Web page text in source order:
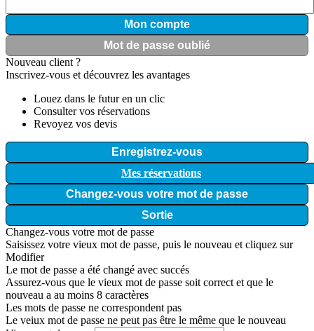
Mon compte
Mot de passe oublié
Nouveau client ?
Inscrivez-vous et découvrez les avantages
Louez dans le futur en un clic
Consulter vos réservations
Revoyez vos devis
Enregistrez-vous
Mes réservations
Changez-vous votre mot de passe
Sortie
Changez-vous votre mot de passe
Saisissez votre vieux mot de passe, puis le nouveau et cliquez sur
Modifier
Le mot de passe a été changé avec succés
Assurez-vous que le vieux mot de passe soit correct et que le
nouveau a au moins 8 caractères
Les mots de passe ne correspondent pas
Le veiux mot de passe ne peut pas être le même que le nouveau